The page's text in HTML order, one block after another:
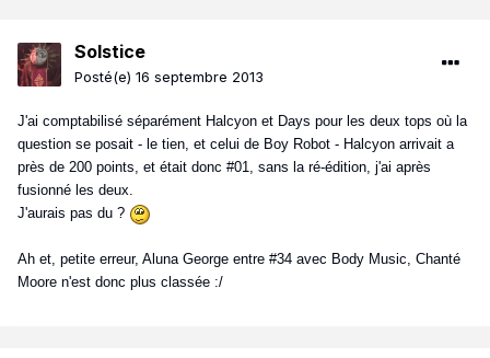
Solstice
Posté(e) 16 septembre 2013
J'ai comptabilisé séparément Halcyon et Days pour les deux tops où la
question se posait - le tien, et celui de Boy Robot - Halcyon arrivait a
près de 200 points, et était donc #01, sans la ré-édition, j'ai après
fusionné les deux.
J'aurais pas du ?
Ah et, petite erreur, Aluna George entre #34 avec Body Music, Chanté
Moore n'est donc plus classée :/